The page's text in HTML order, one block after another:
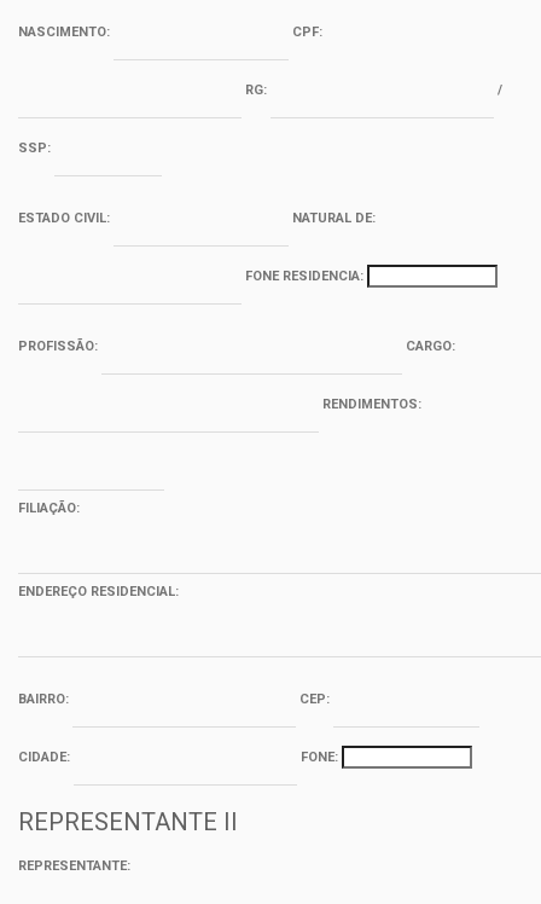
NASCIMENTO: CPF:
RG: /
SSP:
ESTADO CIVIL: NATURAL DE:
FONE RESIDENCIA:
PROFISSÃO: CARGO:
RENDIMENTOS:
FILIAÇÃO:
ENDEREÇO RESIDENCIAL:
BAIRRO: CEP:
CIDADE: FONE:
REPRESENTANTE II
REPRESENTANTE: